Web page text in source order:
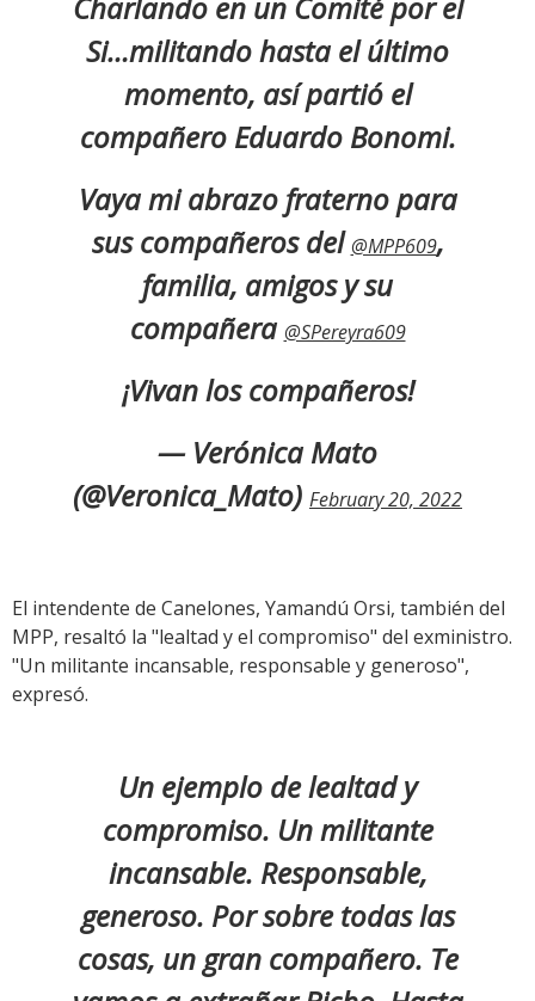
Charlando en un Comité por el
Si…militando hasta el último
momento, así partió el
compañero Eduardo Bonomi.
Vaya mi abrazo fraterno para
sus compañeros del@MPP609,
familia, amigos y su
compañera @SPereyra609
¡Vivan los compañeros!
— Verónica Mato
(@Veronica_Mato) February 20, 2022
El intendente de Canelones, Yamandú Orsi, también del
MPP, resaltó la "lealtad y el compromiso" del exministro.
"Un militante incansable, responsable y generoso",
expresó.
Un ejemplo de lealtad y
compromiso. Un militante
incansable. Responsable,
generoso. Por sobre todas las
cosas, un gran compañero. Te